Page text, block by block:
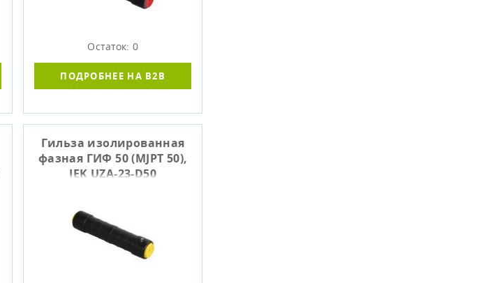
Остаток: 0
ПОДРОБНЕЕ НА B2B
Гильза изолированная
фазная ГИФ 50 (MJPT 50),
IEK UZA-23-D50